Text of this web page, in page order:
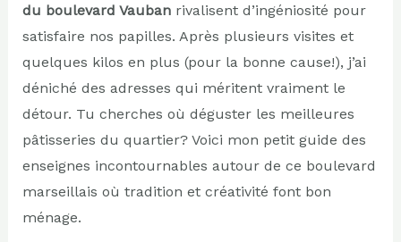
du boulevard Vaubanrivalisent d’ingéniosité pour
satisfaire nos papilles. Après plusieurs visites et
quelques kilos en plus (pour la bonne cause!), j’ai
déniché des adresses qui méritent vraiment le
détour. Tu cherches où déguster les meilleures
pâtisseries du quartier? Voici mon petit guide des
enseignes incontournables autour de ce boulevard
marseillais où tradition et créativité font bon
ménage.